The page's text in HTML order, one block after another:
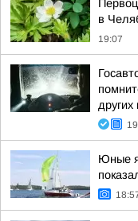
в
19:07
Юные